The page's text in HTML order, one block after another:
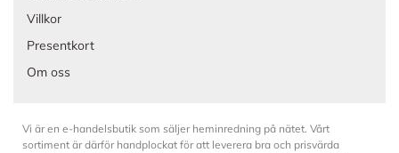
Villkor
Presentkort
Om oss
Vi är en e-handelsbutik som säljer heminredning på nätet. Vårt
sortiment är därför handplockat för att leverera bra och prisvärda